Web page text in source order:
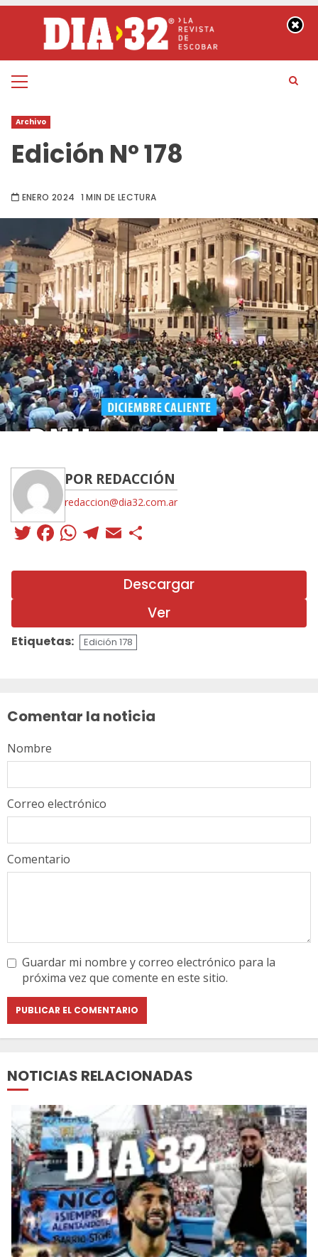
contenido
Menú
Archivo
Edición Nº 178
ENERO 2024 1 MIN DE LECTURA
POR REDACCIÓN
redaccion@dia32.com.ar
Twitter
Facebook
WhatsApp
Telegram
Email
Descargar
Ver
Etiquetas: Edición 178
Comentar la noticia
Comentario
Nombre
Correo electrónico
Guardar mi nombre y correo electrónico para la
próxima vez que comente en este sitio.
NOTICIAS RELACIONADAS